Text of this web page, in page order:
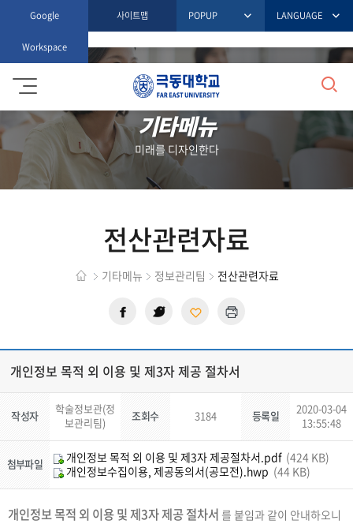
Google
Workspace
사이트맵 POPUP LANGUAGE
극
동
대
학
교
검
색
기타메뉴
미래를 디자인한다
전산관련자료
기타메뉴 정보관리팀 전산관련자료
개인정보 목적 외 이용 및 제3자 제공 절차서
작성자
학술정보관(정
보관리팀)
조회수 3184 등록일
2020-03-04
13:55:48
첨부파일 개인정보 목적 외 이용 및 제3자 제공절차서.pdf(424 KB)
개인정보수집이용, 제공동의서(공모전).hwp (44 KB)
개인정보 목적 외 이용 및 제3자 제공 절차서 를 붙임과 같이 안내하오니